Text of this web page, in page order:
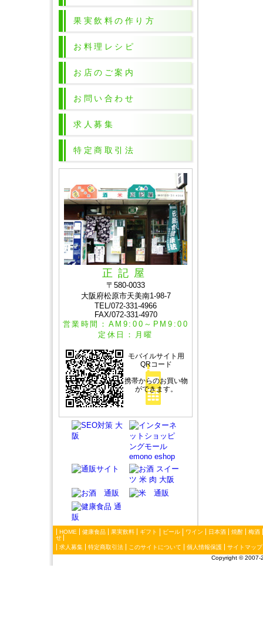
果実飲料の作り方
お料理レシピ
お店のご案内
お問い合わせ
求人募集
特定商取引法
正記屋
〒580-0033
大阪府松原市天美南1-98-7
TEL/072-331-4966
FAX/072-331-4970
営業時間：AM9:00～PM9:00
定休日：月曜
モバイルサイト用
QRコード
携帯からのお買い物
ができます。
HOME 健康食品 果実飲料 ギフト ビール ワイン 日本酒 焼酎
梅酒
せ
求人募集
特定商取引法 このサイトについて 個人情報保護
サイトマップ
Copyright ©2007-